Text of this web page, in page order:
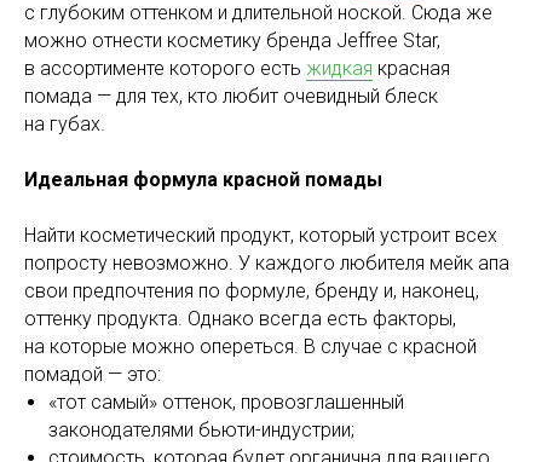
с глубоким оттенком и длительной ноской. Сюда же
можно отнести косметику бренда Jeffree Star,
в ассортименте которого есть жидкая красная
помада — для тех, кто любит очевидный блеск
на губах.
Идеальная формула красной помады
Найти косметический продукт, который устроит всех
попросту невозможно. У каждого любителя мейк апа
свои предпочтения по формуле, бренду и, наконец,
оттенку продукта. Однако всегда есть факторы,
на которые можно опереться. В случае с красной
помадой — это:
«тот самый» оттенок, провозглашенный
законодателями бьюти-индустрии;